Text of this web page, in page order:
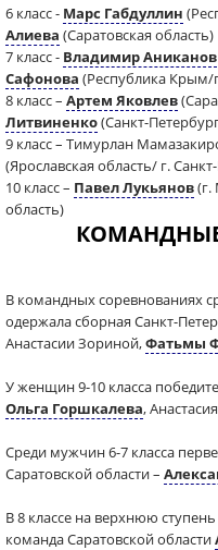
6 класс - Марс Габдуллин
Алиева (Саратовская область)
7 класс - Владимир Аниканов
Сафонова (Республика Крым/
8 класс – Артем Яковлев
Литвиненко(Санкт-
9 класс – Тимурлан
(Ярославская область/ г.
10 класс – Павел Лукьянов(г.
область)
В командных соревнованиях
одержала сборная Санкт-
Анастасии Зориной,Фатьмы
У женщин 9-10 класса
Ольга Горшкалева,
Среди мужчин 6-7 класса
Саратовской области –
В 8 классе на верхнюю
команда Саратовской области